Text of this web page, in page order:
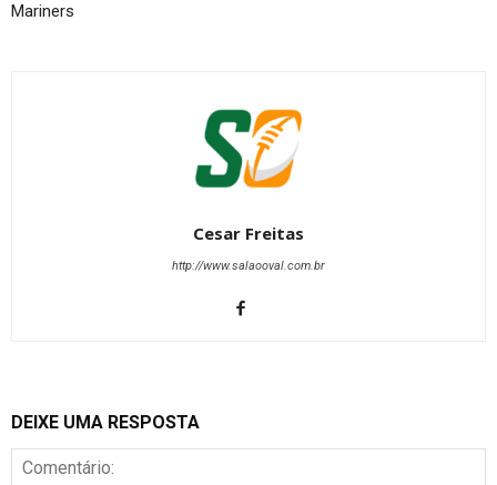
Mariners
Cesar Freitas
http://www.salaooval.com.br
DEIXE UMA RESPOSTA